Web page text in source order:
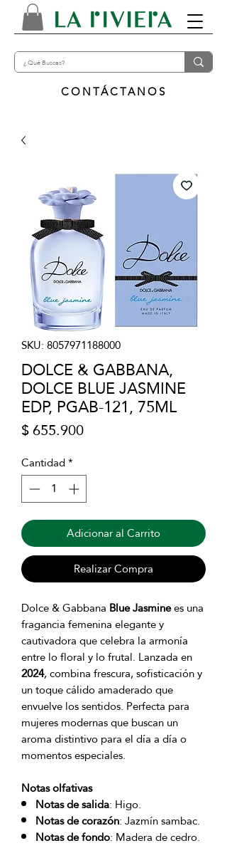
CONTÁCTANOS
SKU: 8057971188000
DOLCE & GABBANA,
DOLCE BLUE JASMINE
EDP, PGAB-121, 75ML
$ 655.900Precio
Cantidad*
Adicionar al Carrito
Realizar Compra
Dolce & Gabbana Blue Jasminees una
fragancia femenina elegante y
cautivadora que celebra la armonía
entre lo floral y lo frutal. Lanzada en
2024, combina frescura, sofisticación y
un toque cálido amaderado que
envuelve los sentidos. Perfecta para
mujeres modernas que buscan un
aroma distintivo para el día a día o
momentos especiales.
Notas olfativas
Notas de salida: Higo.
Notas de corazón: Jazmín sambac.
Notas de fondo: Madera de cedro.